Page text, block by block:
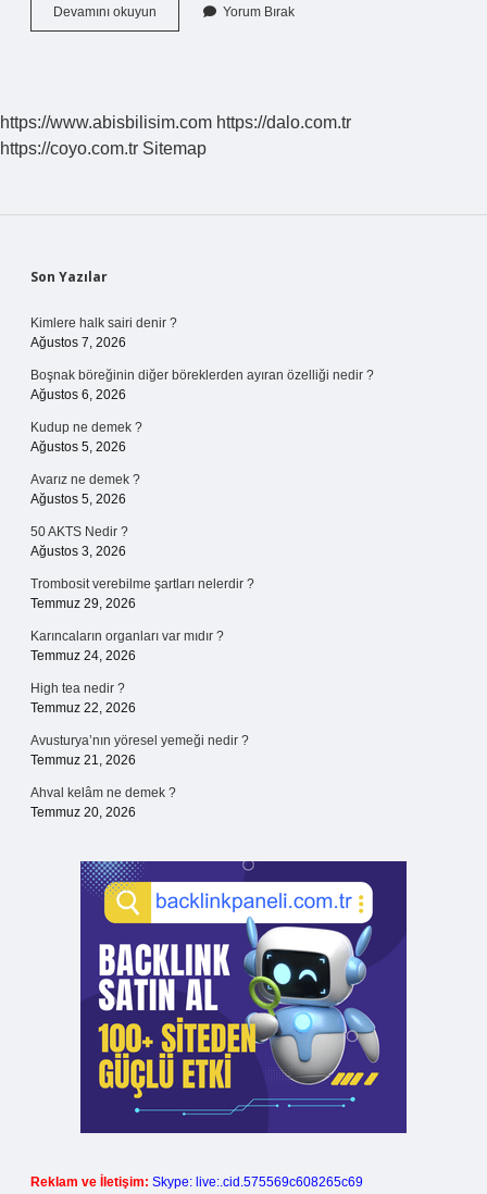
Devamını okuyun
Balığı
Yorum Bırak
https://www.abisbilisim.com https://dalo.com.tr
https://coyo.com.tr Sitemap
Sidebar
Son Yazılar
Kimlere halk sairi denir ?
Ağustos 7, 2026
Boşnak böreğinin diğer böreklerden ayıran özelliği nedir ?
Ağustos 6, 2026
Kudup ne demek ?
Ağustos 5, 2026
Avarız ne demek ?
Ağustos 5, 2026
50 AKTS Nedir ?
Ağustos 3, 2026
Trombosit verebilme şartları nelerdir ?
Temmuz 29, 2026
Karıncaların organları var mıdır ?
Temmuz 24, 2026
High tea nedir ?
Temmuz 22, 2026
Avusturya’nın yöresel yemeği nedir ?
Temmuz 21, 2026
Ahval kelâm ne demek ?
Temmuz 20, 2026
Reklam ve İletişim: Skype: live:.cid.575569c608265c69